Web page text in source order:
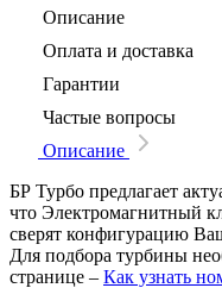
Описание
Оплата и доставка
Гарантии
Частые вопросы
Описание
БР Турбо предлагает
что Электромагнитный
сверят конфигурацию
Для подбора турбины
странице – Как узнать